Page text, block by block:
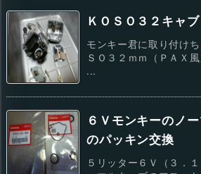
ＫＯＳＯ３２キャブ
モンキー君に取り付け
ＳＯ３２ｍｍ（ＰＡＸ
...
６Ｖモンキーのノ
のパッキン交換
５リッター６Ｖ（３．